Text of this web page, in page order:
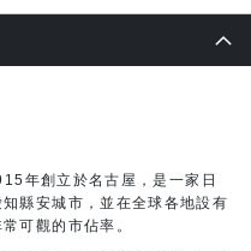
年創立於名古屋，是一家日
縣安城市，並在全球各地設有
可觀的市佔率。